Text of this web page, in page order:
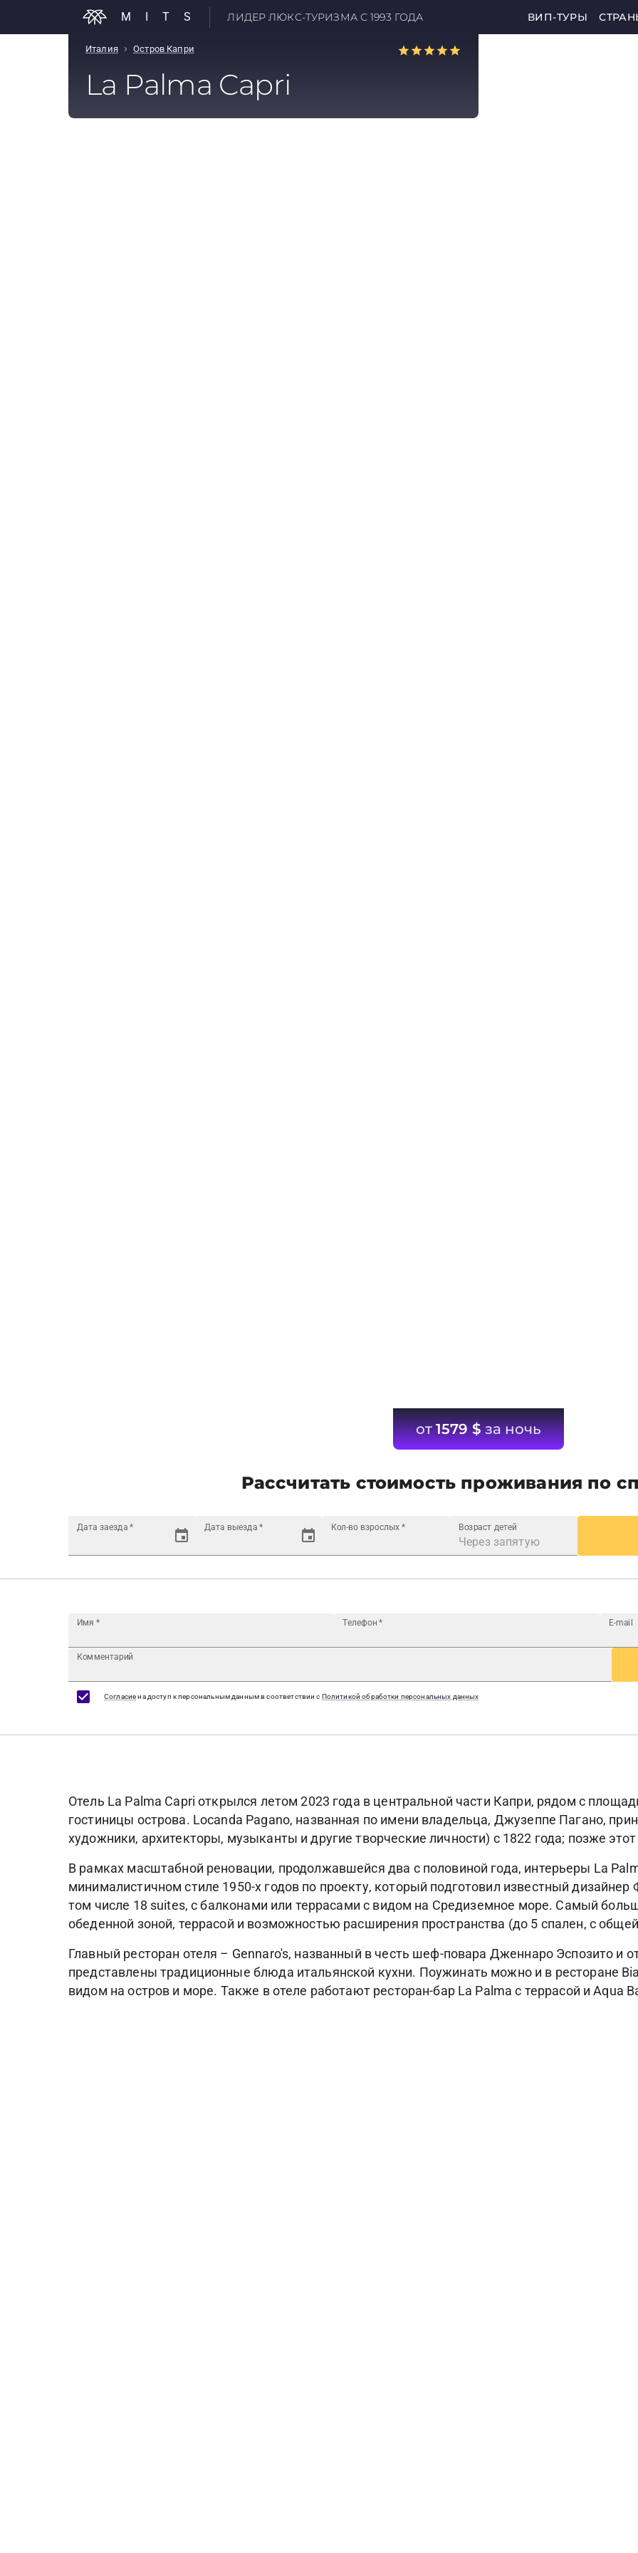
MITS ЛИДЕР ЛЮКС-ТУРИЗМА С 1993 ГОДА ВИП-ТУРЫ
Италия › Остров Капри
La Palma Capri
от1579 $за ночь
Рассчитать стоимость проживания по
Дата заезда * Дата выезда * Кол-во взрослых * Возраст детей
Имя * Телефон * E-mail
Комментарий
Согласиена доступ к персональным данным в соответствии с Политикой обработки персональных данных
Отель La Palma Capri открылся летом 2023 года в центральной части Капри, рядом с
гостиницы острова. Locanda Pagano, названная по имени владельца, Джузеппе Пагано,
художники, архитекторы, музыканты и другие творческие личности) с 1822 года; позже
В рамках масштабной реновации, продолжавшейся два с половиной года, интерьеры La
минималистичном стиле 1950-х годов по проекту, который подготовил известный
том числе 18 suites, с балконами или террасами с видом на Средиземное море. Самый
обеденной зоной, террасой и возможностью расширения пространства (до 5 спален, с
Главный ресторан отеля – Gennaro's, названный в честь шеф-повара Дженнаро Эспозито и
представлены традиционные блюда итальянской кухни. Поужинать можно и в ресторане
видом на остров и море. Также в отеле работают ресторан-бар La Palma с террасой и Aqua